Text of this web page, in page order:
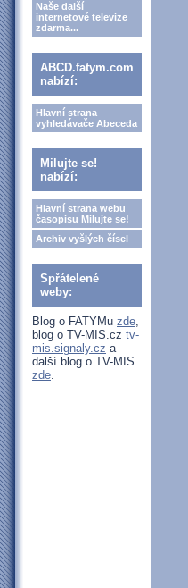
Naše další
internetové televize
zdarma...
ABCD.fatym.com
nabízí:
Hlavní strana
vyhledávače Abeceda
Milujte se!
nabízí:
Hlavní strana webu
časopisu Milujte se!
Archiv vyšlých čísel
Spřátelené
weby:
Blog o FATYMu zde,
blog o TV-MIS.cz tv-
mis.signaly.cz a
další blog o TV-MIS
zde.